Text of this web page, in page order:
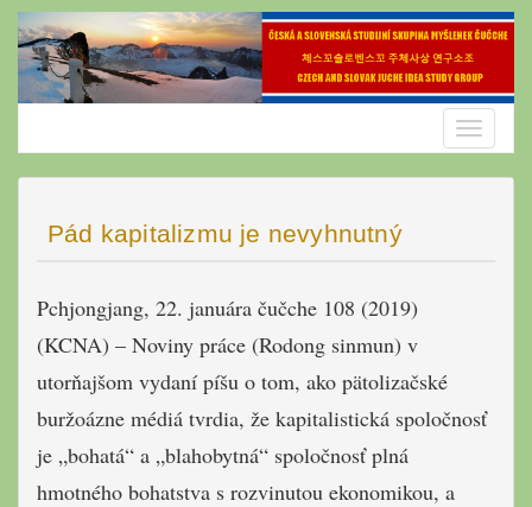
Skip
content
Toggle
Pád kapitalizmu je nevyhnutný
Pchjongjang, 22. januára čučche 108 (2019)
(KCNA) – Noviny práce (Rodong sinmun) v
utorňajšom vydaní píšu o tom, ako pätolizačské
buržoázne médiá tvrdia, že kapitalistická spoločnosť
je „bohatá“ a „blahobytná“ spoločnosť plná
hmotného bohatstva s rozvinutou ekonomikou, a